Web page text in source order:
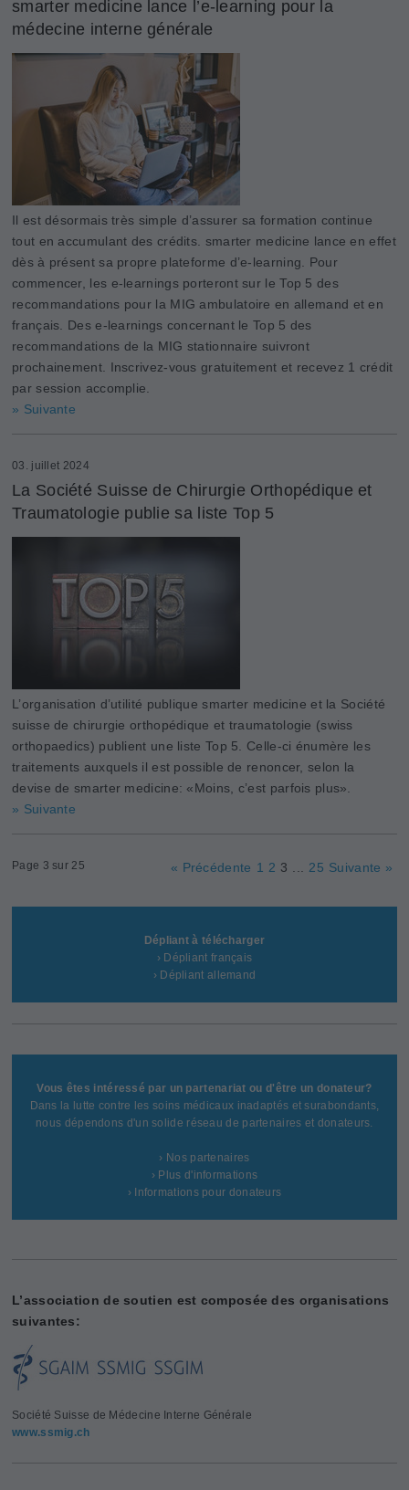
smarter medicine lance l’e-learning pour la
médecine interne générale
Il est désormais très simple d’assurer sa formation continue
tout en accumulant des crédits. smarter medicine lance en effet
dès à présent sa propre plateforme d’e-learning. Pour
commencer, les e-learnings porteront sur le Top 5 des
recommandations pour la MIG ambulatoire en allemand et en
français. Des e-learnings concernant le Top 5 des
recommandations de la MIG stationnaire suivront
prochainement. Inscrivez-vous gratuitement et recevez 1 crédit
par session accomplie.
» Suivante
03. juillet 2024
La Société Suisse de Chirurgie Orthopédique et
Traumatologie publie sa liste Top 5
L’organisation d’utilité publique smarter medicine et la Société
suisse de chirurgie orthopédique et traumatologie (swiss
orthopaedics) publient une liste Top 5. Celle-ci énumère les
traitements auxquels il est possible de renoncer, selon la
devise de smarter medicine: «Moins, c’est parfois plus».
» Suivante
Page 3 sur 25 « Précédente 1 2 3 25 Suivante »
Dépliant à télécharger
› Dépliant français
› Dépliant allemand
Vous êtes intéressé par un partenariat ou d'être un donateur?
Dans la lutte contre les soins médicaux inadaptés et surabondants,
nous dépendons d'un solide réseau de partenaires et donateurs.
› Nos partenaires
› Plus d'informations
› Informations pour donateurs
L’association de soutien est composée des organisations
suivantes:
Société Suisse de Médecine Interne Générale
www.ssmig.ch